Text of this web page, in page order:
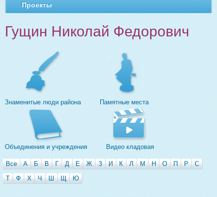
Проекты
Гущин Николай Федорович
Знаменитые люди района Памятные места
Объединения и учреждения Видео кладовая
Все А Б В Г Д Е Ж З И К Л М Н О П Р
С
Т
Ф Х Ч Ш Щ Ю